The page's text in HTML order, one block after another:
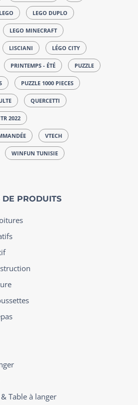
LEGO LEGO DUPLO
LEGO MINECRAFT
LISCIANI LÉGO CITY
PRINTEMPS - ÉTÉ PUZZLE
PUZZLE 1000 PIECES
QUERCETTI
2022
VTECH
WINFUN TUNISIE
DE PRODUITS
Table à langer